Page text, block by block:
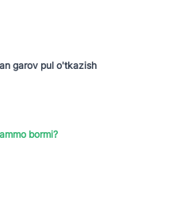
garov pul o'tkazish
bormi?